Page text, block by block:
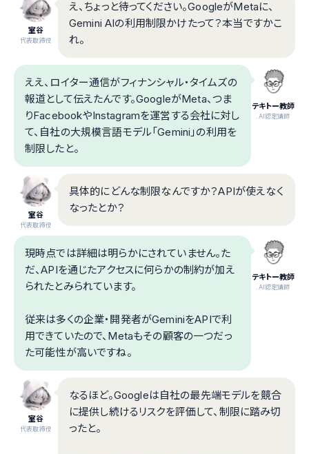
室谷
代表取締役
え、ちょっと待ってください。GoogleがMetaに、
Gemini AIの利用制限かけたって？本当ですかこ
れ。
テキトー教師
.AI認定講師
ええ、ロイター通信がフィナンシャル・タイムズの
報道として伝えたんです。GoogleがMeta、つま
りFacebookやInstagramを運営する会社に対し
て、自社の大規模言語モデル「Gemini」の利用を
制限したと。
室谷
代表取締役
具体的にどんな制限なんですか？APIが使えなく
なったとか？
テキトー教師
.AI認定講師
現時点では詳細は明らかにされていません。た
だ、APIを通じたアクセスに何らかの制約が加え
られたとみられています。
従来は多くの企業・開発者がGeminiをAPIで利
用できていたので、Metaもその顧客の一つだっ
た可能性が高いですね。
室谷
代表取締役
なるほど。Googleは自社の最先端モデルを競合
に提供し続けるリスクを評価して、制限に踏み切
ったと。